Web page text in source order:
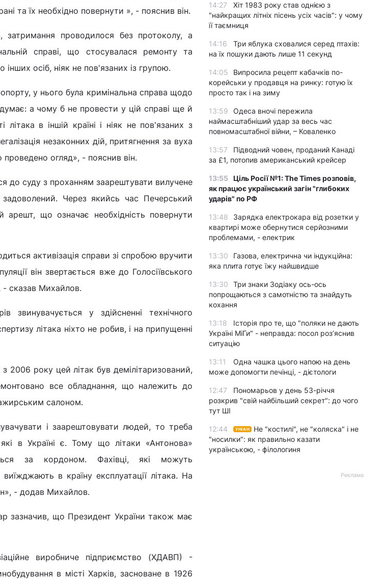
та їх необхідно повернути », - пояснив він.
проводилося без протоколу, а
справі, що стосувалася ремонту та
осіб, ніяк не пов'язаних із групою.
у нього була кримінальна справа щодо
а чому б не провести у цій справі ще й
в іншій країні і ніяк не пов'язаних з
незаконних дій, притягнення за вуха
проведено огляд», - пояснив він.
до суду з проханням заарештувати вилучене
Через якийсь час Печерський
що означає необхідність повернути
активізація справи зі спробою вручити
він звертається вже до Голосіївського
сказав Михайлов.
у здійсненні технічного
літака ніхто не робив, і на припущенні
2006 року цей літак був демілітаризований,
все обладнання, що належить до
салоном.
і заарештовувати людей, то треба
які в Україні є. Тому що літаки «Антонова»
за кордоном. Фахівці, які можуть
в країну експлуатації літака. На
- додав Михайлов.
зазначив, що Президент України також має
виробниче підприємство (ХДАВП) -
в місті Харків, засноване в 1926
14:27
Хіт 1983 року став однією з
"найкращих літніх пісень усіх часів": у чому
її таємниця
14:16
Три яблука сховалися серед птахів:
на їх пошуки дають лише 11 секунд
14:05
Випросила рецепт кабачків по-
корейськи у продавця на ринку: готую їх
просто так і на зиму
13:59
Одеса вночі пережила
наймасштабніший удар за весь час
повномасштабної війни, – Коваленко
13:57
Підводний човен, проданий Канаді
за £1, потопив американський крейсер
13:55 Ціль Росії №1: The Times розповів,
як працює український загін "глибоких
ударів" по РФ
13:48
Зарядка електрокара від розетки у
квартирі може обернутися серйозними
проблемами, - електрик
13:30
Газова, електрична чи індукційна:
яка плита готує їжу найшвидше
13:30
Три знаки Зодіаку ось-ось
попрощаються з самотністю та знайдуть
кохання
13:18
Історія про те, що "поляки не дають
Україні МіГи" - неправда: посол роз’яснив
ситуацію
13:11
Одна чашка цього напою на день
може допомогти печінці, - дієтологи
12:47
Пономарьов у день 53-річчя
розкрив "свій найбільший секрет": до чого
тут ШІ
12:44 УНІАН
Не "костилі", не "коляска" і не
"носилки": як правильно казати
українською, - філологиня
Реклама